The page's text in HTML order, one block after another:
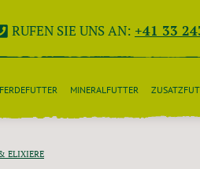
RUFEN SIE UNS AN: +41 33
MINERALFUTTER
ELIXIERE